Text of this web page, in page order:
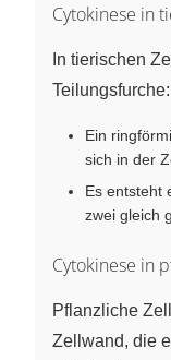
Cytokinese in
In tierischen
Teilungsfurche:
Ein
sich in der
Es entsteht
zwei gleich
Cytokinese in
Pflanzliche
Zellwand, die